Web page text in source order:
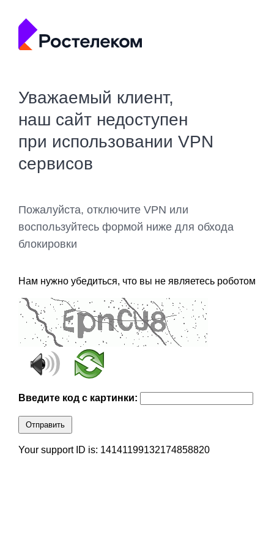
Уважаемый клиент,
наш сайт недоступен
при использовании VPN
сервисов
Пожалуйста, отключите VPN или
воспользуйтесь формой ниже для обхода
блокировки
Нам нужно убедиться, что вы не являетесь роботом
Введите код с картинки:
Отправить
Your support ID is: 14141199132174858820